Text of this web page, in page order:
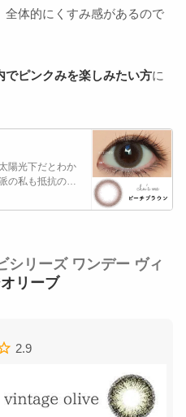
体的にくすみ感があるので
でピンクみを楽しみたい方に
陽光下だとわか
の私も抵抗のな
シリーズ ワンデー ヴィ
リーブ
2.9